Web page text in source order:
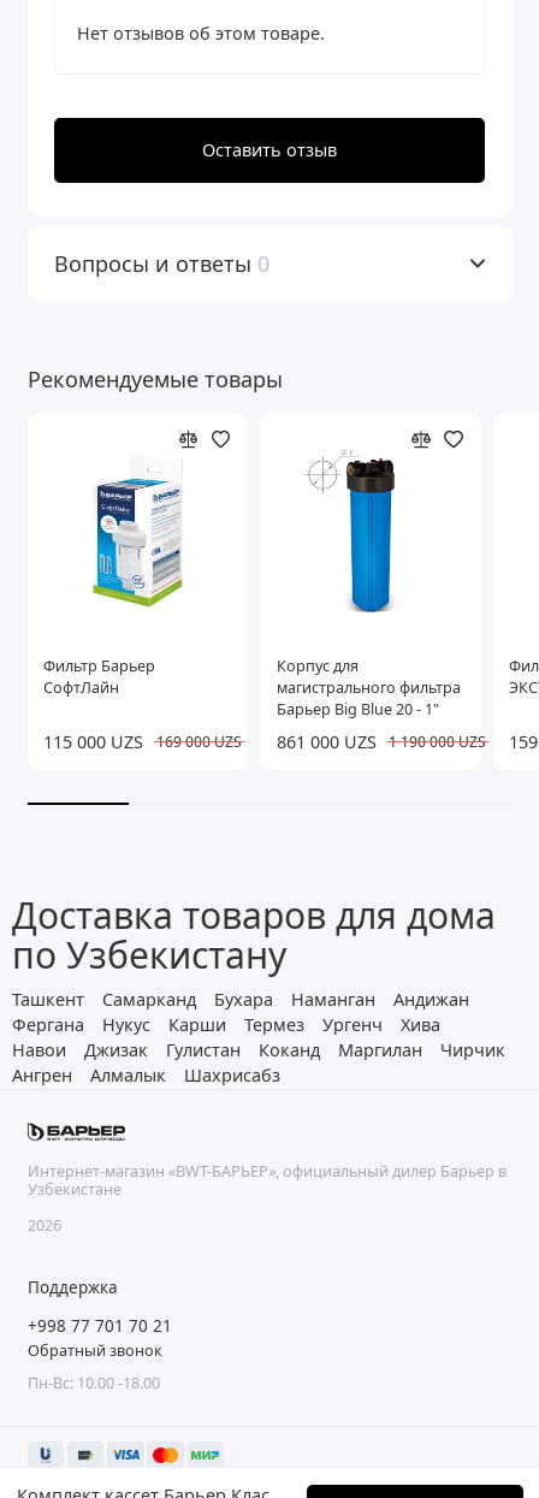
Нет отзывов об этом товаре.
Оставить отзыв
Вопросы и ответы 0
Рекомендуемые товары
Фильтр Барьер
СофтЛайн
115 000 UZS 169 000 UZS
Корпус для
магистрального фильтра
Барьер Big Blue 20 - 1"
861 000 UZS 1 190 000 UZS
Доставка товаров для дома
по Узбекистану
Ташкент Самарканд Бухара Наманган
Андижан
Фергана
Нукус Карши Термез Ургенч
Хива
Навои
Джизак Гулистан Коканд Маргилан
Чирчик
Ангрен
Алмалык Шахрисабз
Интернет-магазин «BWT-БАРЬЕР», официальный дилер Барьер в
Узбекистане
2026
Поддержка
+998 77 701 70 21
Обратный звонок
Пн-Вс: 10.00 -18.00